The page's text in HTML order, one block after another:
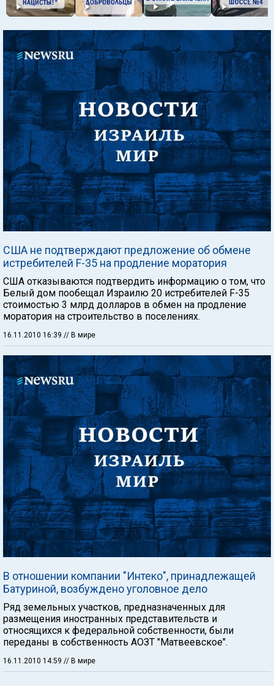
США не подтверждают предложение об обмене
истребителей F-35 на продление моратория
США отказываются подтвердить информацию о том, что
Белый дом пообещал Израилю 20 истребителей F-35
стоимостью 3 млрд долларов в обмен на продление
моратория на строительство в поселениях.
16.11.2010 16:39 // В мире
В отношении компании "Интеко", принадлежащей
Батуриной, возбуждено уголовное дело
Ряд земельных участков, предназначенных для
размещения иностранных представительств и
относящихся к федеральной собственности, были
переданы в собственность АОЗТ "Матвеевское".
16.11.2010 14:59 // В мире